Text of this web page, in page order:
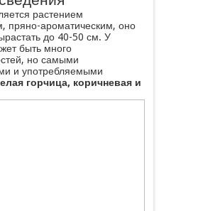
растением
пряно-ароматическим, оно
до 40-50 см. У
быть много
но самыми
и употребляемыми
горчица, коричневая и